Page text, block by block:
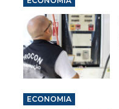
ECONOMIA